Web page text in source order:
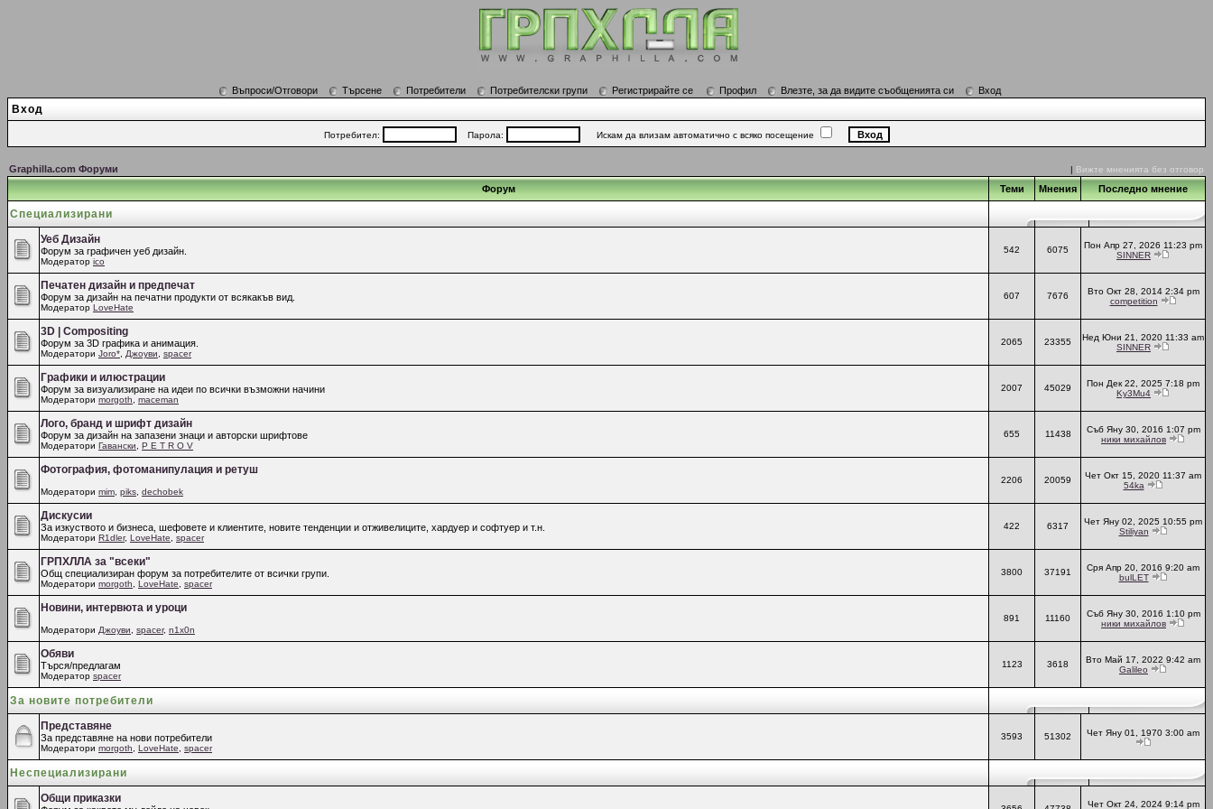
Въпроси/Отговори Търсене Потребители Потребителски групи Регистрирайте се Профил Влезте, за да видите съобщенията си Вход
Вход
Потребител: Парола: Искам да влизам автоматично с всяко посещение
Graphilla.com Форуми | Вижте мненията без отговор
Форум Теми Мнения Последно мнение
Специализирани
Уеб Дизайн
Форум за графичен уеб дизайн.
Модератор ico
542 6075
Пон Апр 27, 2026 11:23 pm
SINNER
Печатен дизайн и предпечат
Форум за дизайн на печатни продукти от всякакъв вид.
Модератор LoveHate
607 7676
Вто Окт 28, 2014 2:34 pm
competition
3D | Compositing
Форум за 3D графика и анимация.
Модератори Joro* Джоуви spacer
2065 23355
Нед Юни 21, 2020 11:33 am
SINNER
Графики и илюстрации
Форум за визуализиране на идеи по всички възможни начини
Модератори morgoth maceman
2007 45029
Пон Дек 22, 2025 7:18 pm
Ky3Mu4
Лого, бранд и шрифт дизайн
Форум за дизайн на запазени знаци и авторски шрифтове
Модератори Гавански P E T R O V
655 11438
Съб Яну 30, 2016 1:07 pm
ники михайлов
Фотография, фотоманипулация и ретуш
Модератори mim piks dechobek
2206 20059
Чет Окт 15, 2020 11:37 am
54ka
Дискусии
За изкуството и бизнеса, шефовете и клиентите, новите тенденции и отживелиците, хардуер и софтуер и т.н.
Модератори R1dler, LoveHate spacer
422 6317
Чет Яну 02, 2025 10:55 pm
Stiliyan
ГРПХЛЛА за "всеки"
Общ специализиран форум за потребителите от всички групи.
Модератори morgoth LoveHate spacer
3800 37191
Сря Апр 20, 2016 9:20 am
bulLET
Новини, интервюта и уроци
Модератори Джоуви spacer, n1x0n
891 11160
Съб Яну 30, 2016 1:10 pm
ники михайлов
Обяви
Търся/предлагам
Модератор spacer
1123 3618
Вто Май 17, 2022 9:42 am
Galileo
За новите потребители
Представяне
За представяне на нови потребители
Модератори morgoth LoveHate spacer
3593 51302 Чет Яну 01, 1970 3:00 am
Неспециализирани
Общи приказки
Чет Окт 24, 2024 9:14 pm